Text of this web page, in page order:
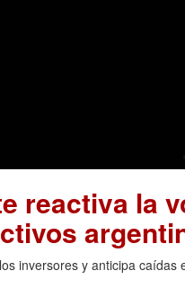
reactiva la
inversores y anticipa caídas